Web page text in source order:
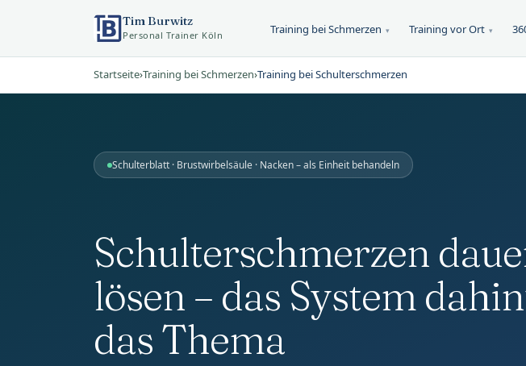
Tim Burwitz
Personal Trainer Köln Training bei Schmerzen ▾ Training vor Ort ▾
Startseite›Training bei Schmerzen›Training bei Schulterschmerzen
Schulterblatt · Brustwirbelsäule · Nacken – als Einheit behandeln
Schulterschmerzen
lösen – das System
das Thema